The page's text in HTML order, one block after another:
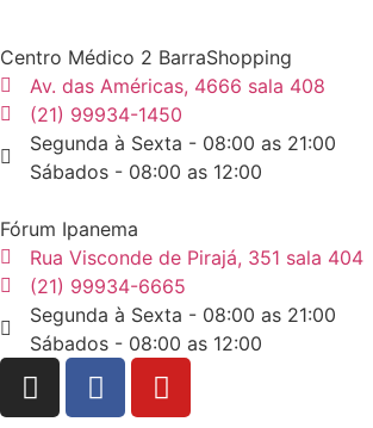
Centro Médico 2 BarraShopping
Av. das Américas, 4666 sala 408
(21) 99934-1450
Segunda à Sexta - 08:00 as 21:00
Sábados - 08:00 as 12:00
Fórum Ipanema
Rua Visconde de Pirajá, 351 sala 404
(21) 99934-6665
Segunda à Sexta - 08:00 as 21:00
Sábados - 08:00 as 12:00